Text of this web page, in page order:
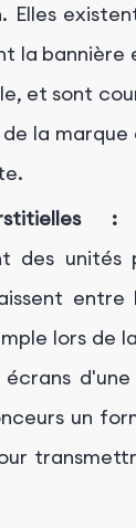
Elles
la
et sont
la marque
:
des unités
entre
lors de
un